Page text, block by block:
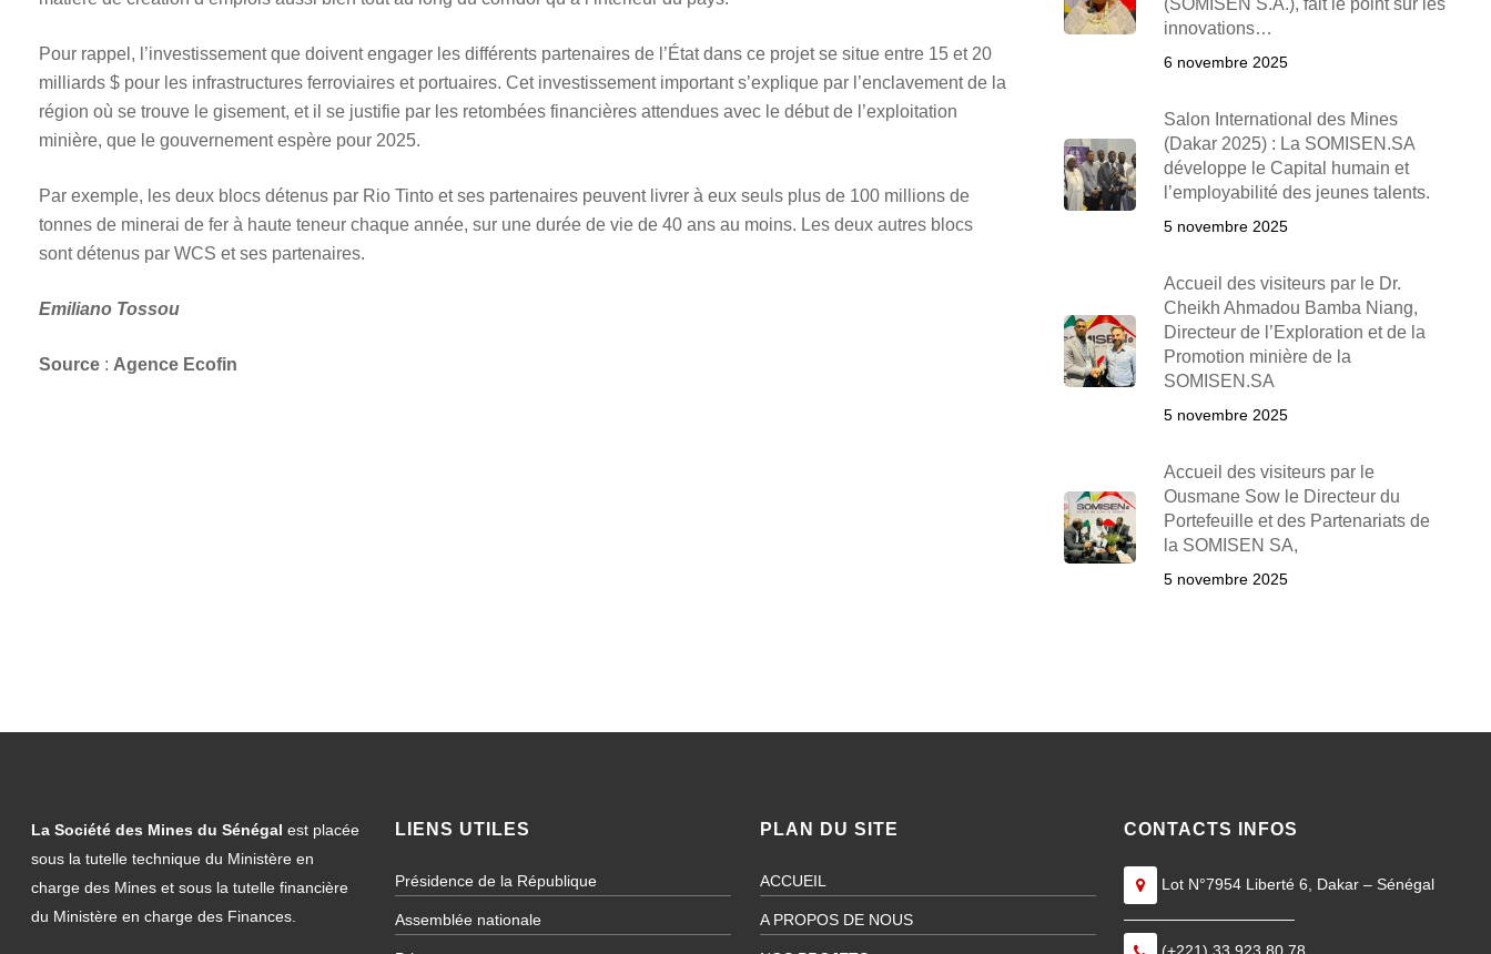
Pour rappel, l’investissement que doivent engager les différents partenaires de l’État dans ce projet se situe entre 15 et 20
milliards $ pour les infrastructures ferroviaires et portuaires. Cet investissement important s’explique par l’enclavement de la
région où se trouve le gisement, et il se justifie par les retombées financières attendues avec le début de l’exploitation
minière, que le gouvernement espère pour 2025.
Par exemple, les deux blocs détenus par Rio Tinto et ses partenaires peuvent livrer à eux seuls plus de 100 millions de
tonnes de minerai de fer à haute teneur chaque année, sur une durée de vie de 40 ans au moins. Les deux autres blocs
sont détenus par WCS et ses partenaires.
Emiliano Tossou
Source : Agence Ecofin
(SOMISEN S.A.), fait le point sur les
innovations…
6 novembre 2025
Salon International des Mines
(Dakar 2025) : La SOMISEN.SA
développe le Capital humain et
l’employabilité des jeunes talents.
5 novembre 2025
Accueil des visiteurs par le Dr.
Cheikh Ahmadou Bamba Niang,
Directeur de l’Exploration et de la
Promotion minière de la
SOMISEN.SA
5 novembre 2025
Accueil des visiteurs par le
Ousmane Sow le Directeur du
Portefeuille et des Partenariats de
la SOMISEN SA,
5 novembre 2025
La Société des Mines du Sénégal est placée
sous la tutelle technique du Ministère en
charge des Mines et sous la tutelle financière
du Ministère en charge des Finances.
LIENS UTILES
Présidence de la République
Assemblée nationale
PLAN DU SITE
ACCUEIL
A PROPOS DE NOUS
CONTACTS INFOS
Lot N°7954 Liberté 6, Dakar – Sénégal
———————————
(+221) 33 923 80 78